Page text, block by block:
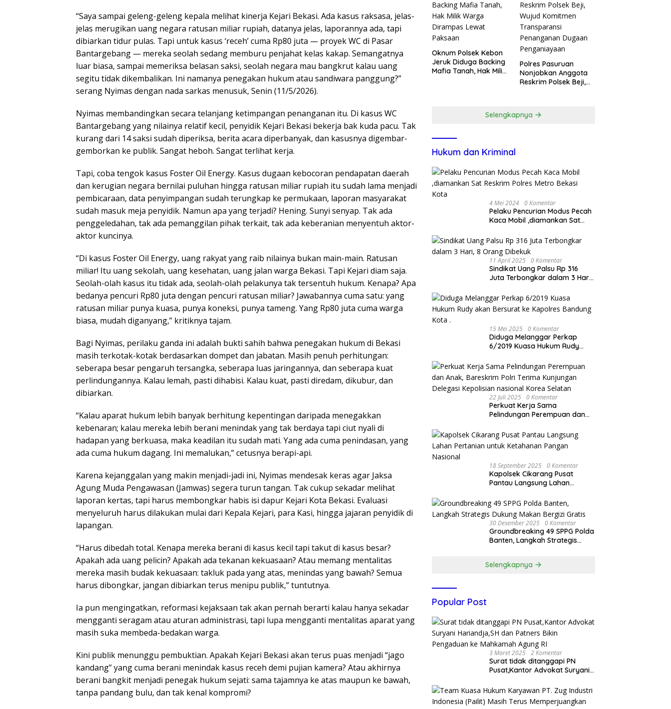
“Saya sampai geleng-geleng kepala melihat kinerja Kejari Bekasi. Ada kasus raksasa, jelas-
jelas merugikan uang negara ratusan miliar rupiah, datanya jelas, laporannya ada, tapi
dibiarkan tidur pulas. Tapi untuk kasus ‘receh’ cuma Rp80 juta — proyek WC di Pasar
Bantargebang — mereka seolah sedang memburu penjahat kelas kakap. Semangatnya
luar biasa, sampai memeriksa belasan saksi, seolah negara mau bangkrut kalau uang
segitu tidak dikembalikan. Ini namanya penegakan hukum atau sandiwara panggung?”
serang Nyimas dengan nada sarkas menusuk, Senin (11/5/2026).
Nyimas membandingkan secara telanjang ketimpangan penanganan itu. Di kasus WC
Bantargebang yang nilainya relatif kecil, penyidik Kejari Bekasi bekerja bak kuda pacu. Tak
kurang dari 14 saksi sudah diperiksa, berita acara diperbanyak, dan kasusnya digembar-
gemborkan ke publik. Sangat heboh. Sangat terlihat kerja.
Tapi, coba tengok kasus Foster Oil Energy. Kasus dugaan kebocoran pendapatan daerah
dan kerugian negara bernilai puluhan hingga ratusan miliar rupiah itu sudah lama menjadi
pembicaraan, data penyimpangan sudah terungkap ke permukaan, laporan masyarakat
sudah masuk meja penyidik. Namun apa yang terjadi? Hening. Sunyi senyap. Tak ada
penggeledahan, tak ada pemanggilan pihak terkait, tak ada keberanian menyentuh aktor-
aktor kuncinya.
“Di kasus Foster Oil Energy, uang rakyat yang raib nilainya bukan main-main. Ratusan
miliar! Itu uang sekolah, uang kesehatan, uang jalan warga Bekasi. Tapi Kejari diam saja.
Seolah-olah kasus itu tidak ada, seolah-olah pelakunya tak tersentuh hukum. Kenapa? Apa
bedanya pencuri Rp80 juta dengan pencuri ratusan miliar? Jawabannya cuma satu: yang
ratusan miliar punya kuasa, punya koneksi, punya tameng. Yang Rp80 juta cuma warga
biasa, mudah diganyang,” kritiknya tajam.
Bagi Nyimas, perilaku ganda ini adalah bukti sahih bahwa penegakan hukum di Bekasi
masih terkotak-kotak berdasarkan dompet dan jabatan. Masih penuh perhitungan:
seberapa besar pengaruh tersangka, seberapa luas jaringannya, dan seberapa kuat
perlindungannya. Kalau lemah, pasti dihabisi. Kalau kuat, pasti diredam, dikubur, dan
dibiarkan.
“Kalau aparat hukum lebih banyak berhitung kepentingan daripada menegakkan
kebenaran; kalau mereka lebih berani menindak yang tak berdaya tapi ciut nyali di
hadapan yang berkuasa, maka keadilan itu sudah mati. Yang ada cuma penindasan, yang
ada cuma hukum dagang. Ini memalukan,” cetusnya berapi-api.
Karena kejanggalan yang makin menjadi-jadi ini, Nyimas mendesak keras agar Jaksa
Agung Muda Pengawasan (Jamwas) segera turun tangan. Tak cukup sekadar melihat
laporan kertas, tapi harus membongkar habis isi dapur Kejari Kota Bekasi. Evaluasi
menyeluruh harus dilakukan mulai dari Kepala Kejari, para Kasi, hingga jajaran penyidik di
lapangan.
“Harus dibedah total. Kenapa mereka berani di kasus kecil tapi takut di kasus besar?
Apakah ada uang pelicin? Apakah ada tekanan kekuasaan? Atau memang mentalitas
mereka masih budak kekuasaan: takluk pada yang atas, menindas yang bawah? Semua
harus dibongkar, jangan dibiarkan terus menipu publik,” tuntutnya.
Ia pun mengingatkan, reformasi kejaksaan tak akan pernah berarti kalau hanya sekadar
mengganti seragam atau aturan administrasi, tapi lupa mengganti mentalitas aparat yang
masih suka membeda-bedakan warga.
Kini publik menunggu pembuktian. Apakah Kejari Bekasi akan terus puas menjadi “jago
kandang” yang cuma berani menindak kasus receh demi pujian kamera? Atau akhirnya
berani bangkit menjadi penegak hukum sejati: sama tajamnya ke atas maupun ke bawah,
tanpa pandang bulu, dan tak kenal kompromi?
Oknum Polsek Kebon
Jeruk Diduga Backing
Mafia Tanah, Hak Milik
Polres Pasuruan
Nonjobkan Anggota
Reskrim Polsek Beji,
Penganiayaan
Selengkapnya
Hukum dan Kriminal
4 Mei 2024 0 Komentar
Pelaku Pencurian Modus Pecah
Kaca Mobil ,diamankan Sat
Kota
11 April 2025 0 Komentar
Sindikat Uang Palsu Rp 316
Juta Terbongkar dalam 3 Hari,
15 Mei 2025 0 Komentar
Diduga Melanggar Perkap
6/2019 Kuasa Hukum Rudy
Bandung Kota .
22 Juli 2025 0 Komentar
Perkuat Kerja Sama
Pelindungan Perempuan dan
Kunjungan Delegasi Kepolisian
nasional Korea Selatan
18 September 2025 0 Komentar
Kapolsek Cikarang Pusat
Pantau Langsung Lahan
Pangan Nasional
30 Desember 2025 0 Komentar
Groundbreaking 49 SPPG Polda
Banten, Langkah Strategis
Selengkapnya
Popular Post
3 Maret 2025 2 Komentar
Surat tidak ditanggapi PN
Pusat,Kantor Advokat Suryani
Pengaduan ke Mahkamah
Agung RI